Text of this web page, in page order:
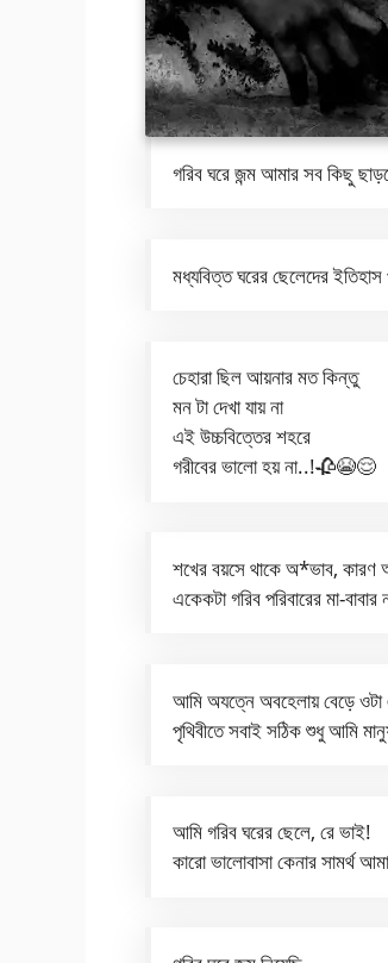
গরিব ঘরে জন্ম আমার সব কিছু
মধ্যবিত্ত ঘরের ছেলেদের
চেহারা ছিল আয়নার মত কিন্তু
মন টা দেখা যায় না
এই উচ্চবিত্তের শহরে
গরীবের ভালো হয় না..!🥀😭😌
শখের বয়সে থাকে অ*ভাব,
একেকটা গরিব পরিবারের মা-
আমি অযত্নে অবহেলায় বেড়ে
পৃথিবীতে সবাই সঠিক শুধু আমি
আমি গরিব ঘরের ছেলে, রে ভাই!
কারো ভালোবাসা কেনার সামর্থ